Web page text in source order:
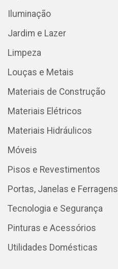
Iluminação
Jardim e Lazer
Limpeza
Louças e Metais
Materiais de Construção
Materiais Elétricos
Materiais Hidráulicos
Móveis
Pisos e Revestimentos
Portas, Janelas e Ferragens
Tecnologia e Segurança
Pinturas e Acessórios
Utilidades Domésticas